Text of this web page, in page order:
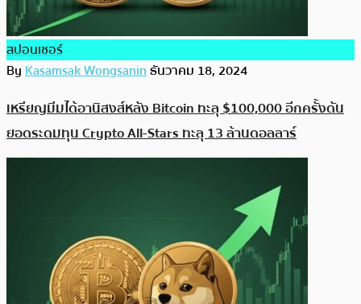
สปอนเซอร์
ByKasamsak Wongsaninธันวาคม 18, 2024
เหรียญมีมได้อานิสงส์หลัง Bitcoin ทะลุ $100,000 อีกครั้งดัน
ยอดระดมทุน Crypto All-Stars ทะลุ 13 ล้านดอลลาร์